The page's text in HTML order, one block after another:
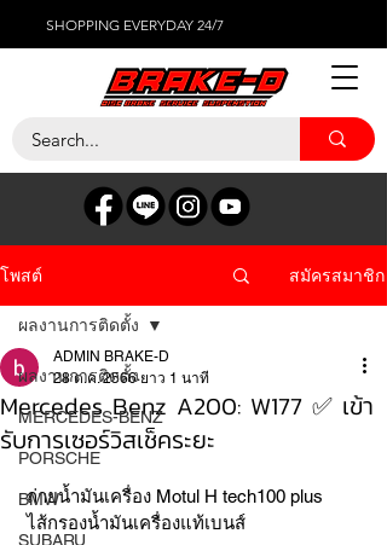
SHOPPING EVERYDAY 24/7
โพสต์ สมัครสมาชิก
ผลงานการติดตั้ง
MERCEDES-BENZ
PORSCHE
BMW
SUBARU
ผลงานการติดตั้ง
Mercedes Benz A200: W177 ✅ เข้า
รับการเซอร์วิสเช็คระยะ
ADMIN BRAKE-D
28 ต.ค. 2566 ยาว 1 นาที
ถ่ายน้ำมันเครื่อง Motul H tech100 plus
ไส้กรองน้ำมันเครื่องแท้เบนส์